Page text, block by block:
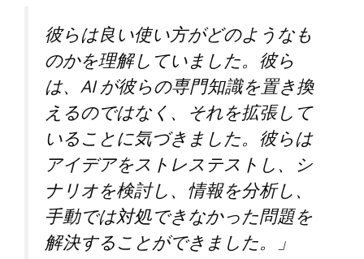
彼らは良い使い方がどのようなも
のかを理解していました。彼ら
は、AI が彼らの専門知識を置き換
えるのではなく、それを拡張して
いることに気づきました。彼らは
アイデアをストレステストし、シ
ナリオを検討し、情報を分析し、
手動では対処できなかった問題を
解決することができました。」